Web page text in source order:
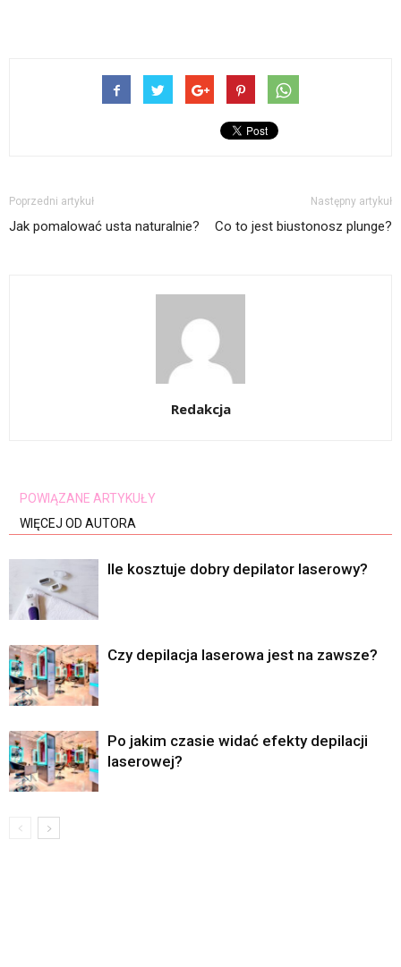
Poprzedni artykuł
Jak pomalować usta naturalnie?
Następny artykuł
Co to jest biustonosz plunge?
Redakcja
POWIĄZANE ARTYKUŁY
WIĘCEJ OD AUTORA
Ile kosztuje dobry depilator laserowy?
Czy depilacja laserowa jest na zawsze?
Po jakim czasie widać efekty depilacji
laserowej?